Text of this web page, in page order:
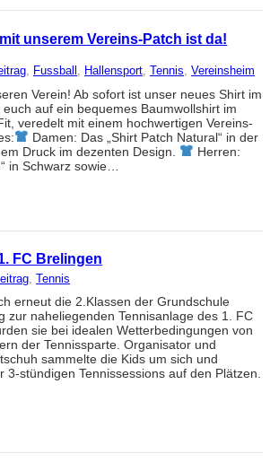
unserem Vereins-Patch ist da!
, Fussball , Hallensport, Tennis, Vereinsheim
Verein! Ab sofort ist unser neues Shirt im
auf ein bequemes Baumwollshirt im
veredelt mit einem hochwertigen Vereins-
Damen: Das „Shirt Patch Natural“ in der
Druck im dezenten Design.
Herren:
in Schwarz sowie…
FC Brelingen
Tennis
erneut die 2.Klassen der Grundschule
zur naheliegenden Tennisanlage des 1. FC
sie bei idealen Wetterbedingungen von
der Tennissparte. Organisator und
sammelte die Kids um sich und
3-stündigen Tennissessions auf den Plätzen.